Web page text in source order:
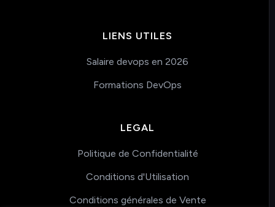
LIENS UTILES
Salaire devops en 2026
Formations DevOps
LEGAL
Politique de Confidentialité
Conditions d'Utilisation
Conditions générales de Vente